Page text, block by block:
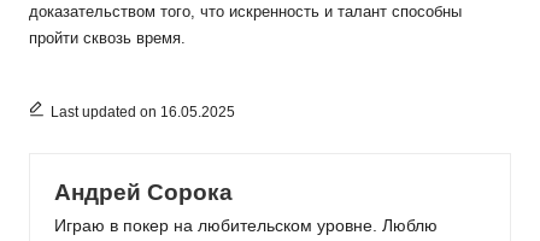
доказательством того, что искренность и талант способны
пройти сквозь время.
Last updated on 16.05.2025
Андрей Сорока
Играю в покер на любительском уровне. Люблю